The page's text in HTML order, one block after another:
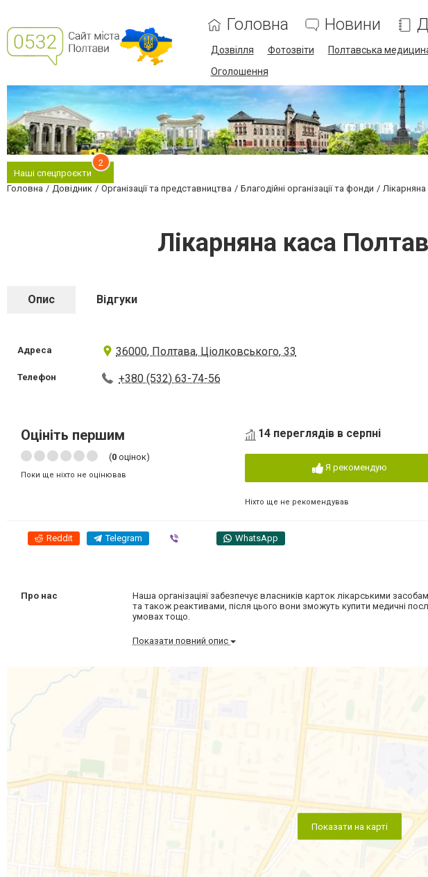
Головна Новини
Дозвілля Фотозвіти Полтавська
Оголошення
Наші спецпроєкти
2
Головна Довідник Організації та представництва Благодійні організації та фонди
Лікарняна каса
Опис Відгуки
Адреса 36000, Полтава, Ціолковського, 33
Телефон +380 (532) 63-74-56
Оцініть першим
(0 оцінок)
Поки ще ніхто не оцінював
14 переглядів в серпні
Я рекомендую
Ніхто ще не рекомендував
Reddit Telegram WhatsApp
Про нас
Наша організаціяї забезпечує власників карток лікарськими
та також реактивами, після цього вони зможуть купити медичні
умовах тощо.
Показати повний опис
Показати на карті